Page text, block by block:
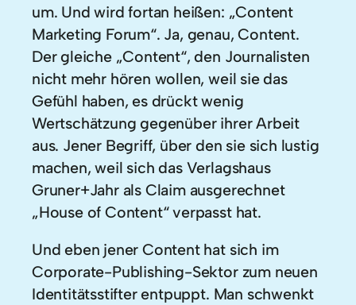
um. Und wird fortan heißen: „Content
Marketing Forum“. Ja, genau, Content.
Der gleiche „Content“, den Journalisten
nicht mehr hören wollen, weil sie das
Gefühl haben, es drückt wenig
Wertschätzung gegenüber ihrer Arbeit
aus. Jener Begriff, über den sie sich lustig
machen, weil sich das Verlagshaus
Gruner+Jahr als Claim ausgerechnet
„House of Content“ verpasst hat.
Und eben jener Content hat sich im
Corporate-Publishing-Sektor zum neuen
Identitätsstifter entpuppt. Man schwenkt